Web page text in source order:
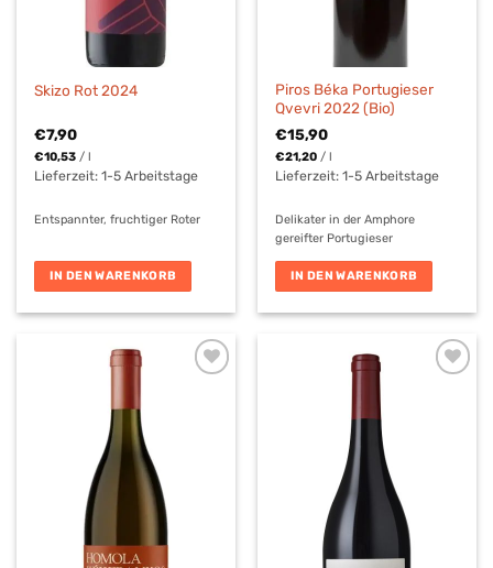
Skizo Rot 2024
€7,90
€10,53 /l
Lieferzeit:1-5 Arbeitstage
Entspannter, fruchtiger Roter
IN DEN WARENKORB
Piros Béka Portugieser
Qvevri 2022 (Bio)
€15,90
€21,20 /l
Lieferzeit:1-5 Arbeitstage
Delikater in der Amphore
gereifter Portugieser
IN DEN WARENKORB